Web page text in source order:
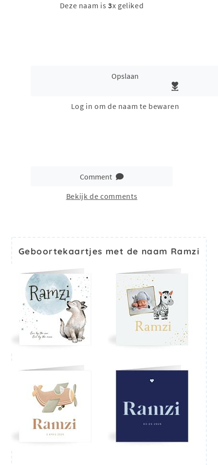
Deze naam is 3x geliked
Opslaan
Log in om de naam te bewaren
Comment
Bekijk de comments
Geboortekaartjes met de naam Ramzi